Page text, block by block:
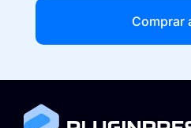
Comprar